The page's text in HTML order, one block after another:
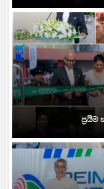
ප්‍රයිම්